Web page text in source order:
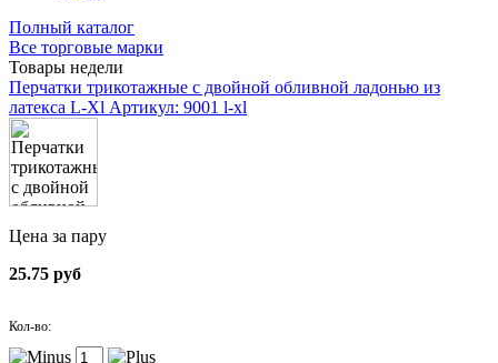
Полный каталог
Все торговые марки
Товары недели
Перчатки трикотажные с двойной обливной ладонью из
латекса L-Xl Артикул: 9001 l-xl
Цена за пару
25.75 руб
Кол-во: